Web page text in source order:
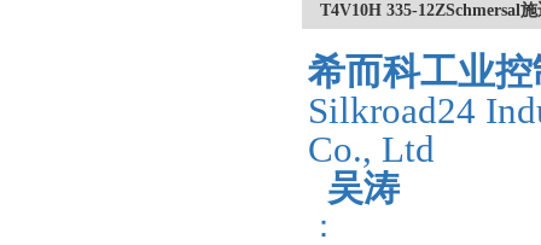
T4V10H 335-12ZSchmersal
希而科工业
Silkroad24
Co., Ltd
吴涛
：